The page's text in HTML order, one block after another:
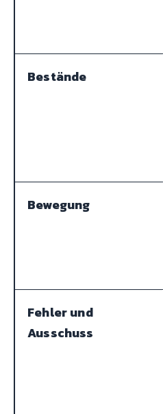
Bestände
Bewegung
Fehler und
Ausschuss